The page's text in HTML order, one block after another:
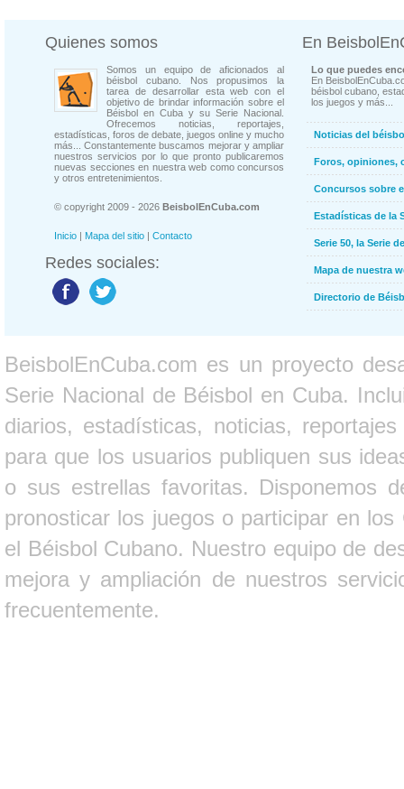
Quienes somos
Somos un equipo de aficionados al
béisbol cubano. Nos propusimos la
tarea de desarrollar esta web con el
objetivo de brindar información sobre el
Béisbol en Cuba y su Serie Nacional.
Ofrecemos noticias, reportajes,
estadísticas, foros de debate, juegos online y mucho
más... Constantemente buscamos mejorar y ampliar
nuestros servicios por lo que pronto publicaremos
nuevas secciones en nuestra web como concursos
y otros entretenimientos.
© copyright 2009 - 2026 BeisbolEnCuba.com
Inicio | Mapa del sitio | Contacto
Redes sociales:
En
Lo que puedes
En
béisbol cubano,
los juegos y más...
Noticias del
Foros, opiniones,
Concursos sobre
Estadísticas de la
Serie 50, la Serie
Mapa de nuestra
Directorio de
BeisbolEnCuba.com es un proyecto
Serie Nacional de Béisbol en Cuba.
diarios, estadísticas, noticias,
para que los usuarios publiquen sus
o sus estrellas favoritas. Disponemos
pronosticar los juegos o participar en
el Béisbol Cubano. Nuestro equipo de
mejora y ampliación de nuestros
frecuentemente.